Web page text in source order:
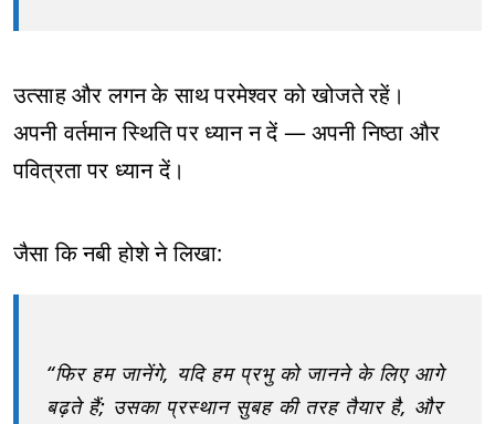
उत्साह और लगन के साथ परमेश्वर को खोजते रहें।
अपनी वर्तमान स्थिति पर ध्यान न दें — अपनी निष्ठा और
पवित्रता पर ध्यान दें।
जैसा कि नबी होशे ने लिखा:
“फिर हम जानेंगे, यदि हम प्रभु को जानने के लिए आगे
बढ़ते हैं; उसका प्रस्थान सुबह की तरह तैयार है, और